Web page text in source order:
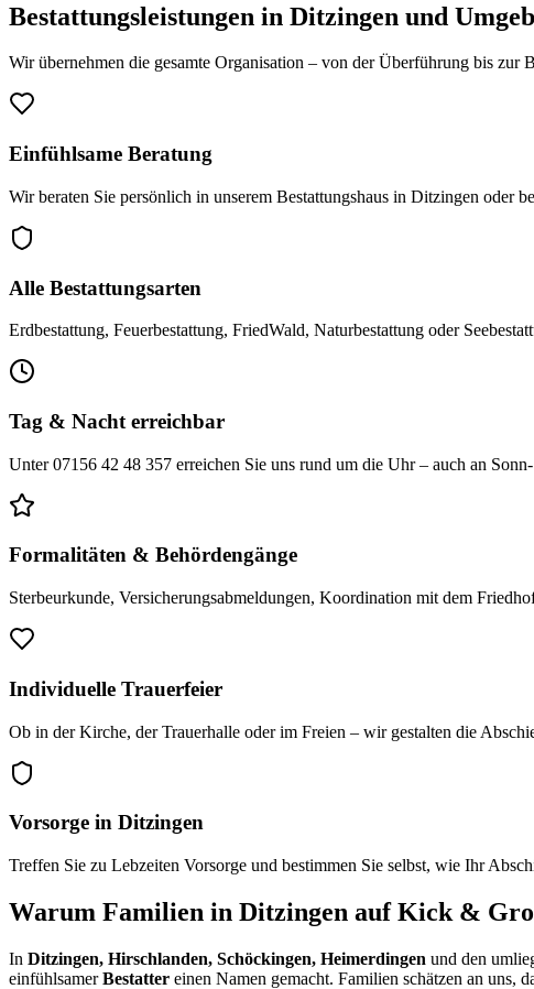
Bestattungsleistungen in Ditzingen und
Wir übernehmen die gesamte Organisation – von der Überführung bis zur
Einfühlsame Beratung
Wir beraten Sie persönlich in unserem Bestattungshaus in Ditzingen oder
Alle Bestattungsarten
Erdbestattung, Feuerbestattung, FriedWald, Naturbestattung oder
Tag & Nacht erreichbar
Unter 07156 42 48 357 erreichen Sie uns rund um die Uhr – auch an
Formalitäten & Behördengänge
Sterbeurkunde, Versicherungsabmeldungen, Koordination mit dem
Individuelle Trauerfeier
Ob in der Kirche, der Trauerhalle oder im Freien – wir gestalten die
Vorsorge in Ditzingen
Treffen Sie zu Lebzeiten Vorsorge und bestimmen Sie selbst, wie Ihr
Warum Familien in Ditzingen auf Kick &
In Ditzingen, Hirschlanden, Schöckingen, Heimerdingen und den
einfühlsamerBestatter einen Namen gemacht. Familien schätzen an uns,